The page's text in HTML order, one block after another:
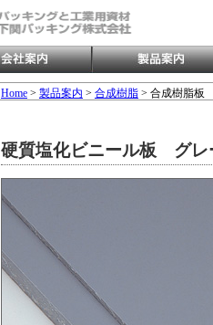
Home > 製品案内 > 合成樹脂 > 合成樹脂板
硬質塩化ビニール板 グレ